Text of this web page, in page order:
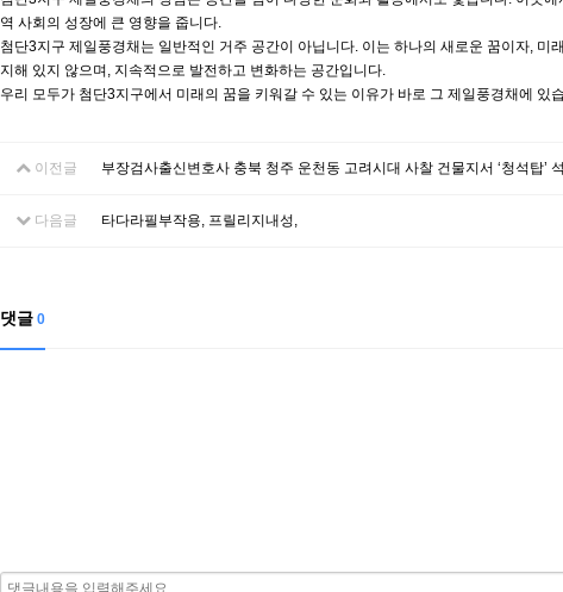
역 사회의 성장에 큰 영향을 줍니다.
첨단3지구 제일풍경채는 일반적인 거주 공간이 아닙니다. 이는 하나의 새로운 꿈이자,
지해 있지 않으며, 지속적으로 발전하고 변화하는 공간입니다.
우리 모두가 첨단3지구에서 미래의 꿈을 키워갈 수 있는 이유가 바로 그 제일풍경채에
이전글 부장검사출신변호사 충북 청주 운천동 고려시대 사찰 건물지서 ‘청석탑’
다음글 타다라필부작용, 프릴리지내성,
댓글 0